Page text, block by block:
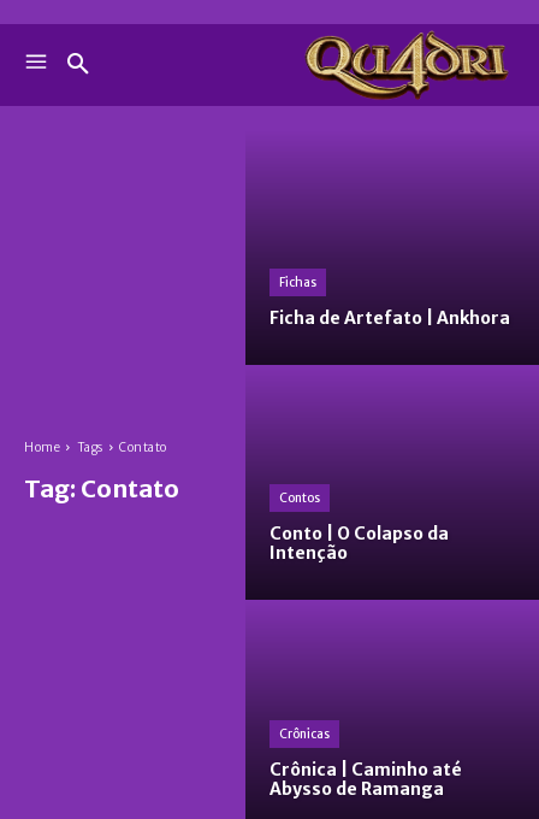
Home Tags Contato
Tag: Contato
Fichas
Ficha de Artefato | Ankhora
Contos
Conto | O Colapso da
Intenção
Crônicas
Crônica | Caminho até
Abysso de Ramanga